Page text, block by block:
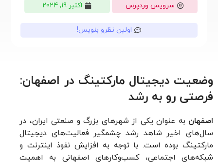
سرویس وردپرس اکتبر 19, 2024
اولین نظرو بنویس!
وضعیت دیجیتال مارکتینگ در اصفهان:
فرصتی رو به رشد
اصفهان به عنوان یکی از شهرهای بزرگ و صنعتی ایران، در
سال‌های اخیر شاهد رشد چشمگیر فعالیت‌های دیجیتال
مارکتینگ بوده است. با توجه به افزایش نفوذ اینترنت و
شبکه‌های اجتماعی، کسب‌وکارهای اصفهانی به اهمیت